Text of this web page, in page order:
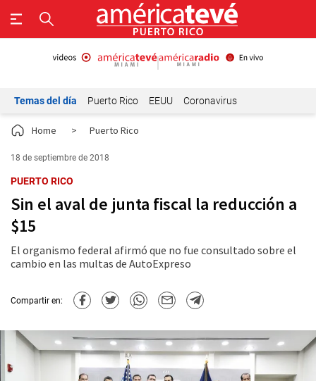
Temas del día Puerto Rico EEUU Coronavirus
Home > Puerto Rico
18 de septiembre de 2018
PUERTO RICO
Sin el aval de junta fiscal la reducción a
$15
El organismo federal afirmó que no fue consultado sobre el
cambio en las multas de AutoExpreso
Compartir en: